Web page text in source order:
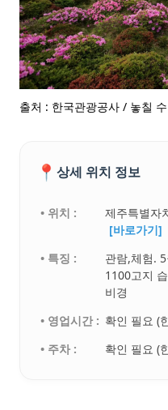
출처 : 한국관광공사 / 놓칠
📍 상세 위치 정보
• 위치 :
제주특별자
[바로가기]
• 특징 :
관람,체험.
1100고지
비경
• 영업시간 : 확인 필요 (
• 주차 :
확인 필요 (